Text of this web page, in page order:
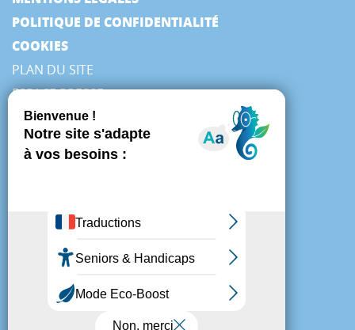
POLITIQUE DE CONFIDENTIALITÉ
COOKIES
PLAN DU SITE
ESPACE PRESSE